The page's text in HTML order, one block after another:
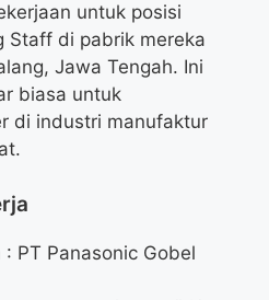
untuk posisi
Staff di pabrik mereka
Jawa Tengah. Ini
biasa untuk
di industri manufaktur
: PT Panasonic Gobel